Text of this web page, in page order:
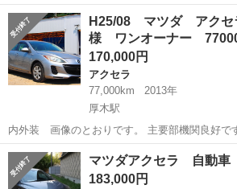
名： マツダ ■ 車種名： アクセラスポーツ
Ｄ ６速ＭＴ サンルーフ コンビレザーシ
マートキー ...
栃木 下都賀郡
H25/08 マツダ アクセ
様 ワンオーナー
170,000円
アクセラ
77,000km
2013年
厚木駅
内外装 画像のとおりです。 主要部機関良好で
質問については下記連絡先よりご質問ください
思われるご質問や無礼な言動には対応いたしかねます。
や、画像などくわ...
神奈川 厚木市 厚木駅 アクセラ 車両
マツダアクセラ 自動
183,000円